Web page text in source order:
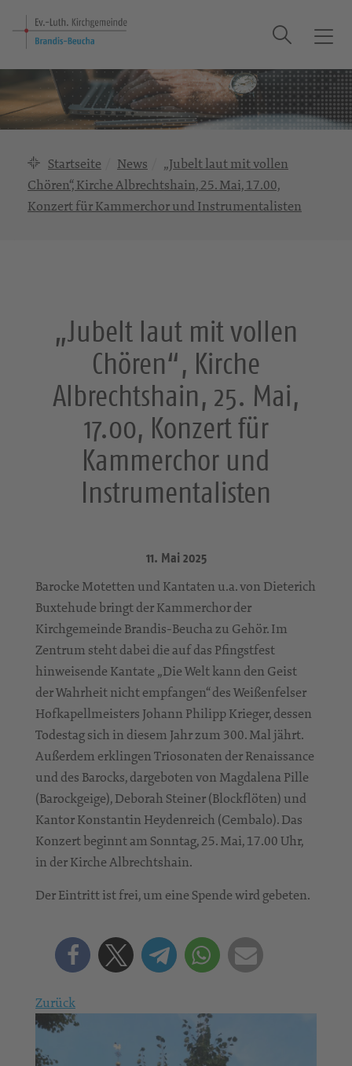
T
g
g
l
Suche
Startseite News
„Jubelt laut mit vollen
Chören“, Kirche Albrechtshain, 25. Mai, 17.00,
Konzert für Kammerchor und Instrumentalisten
„Jubelt laut mit vollen
Chören“, Kirche
Albrechtshain, 25. Mai,
17.00, Konzert für
Kammerchor und
Instrumentalisten
11. Mai 2025
Barocke Motetten und Kantaten u.a. von Dieterich
Buxtehude bringt der Kammerchor der
Kirchgemeinde Brandis-Beucha zu Gehör. Im
Zentrum steht dabei die auf das Pfingstfest
hinweisende Kantate „Die Welt kann den Geist
der Wahrheit nicht empfangen“ des Weißenfelser
Hofkapellmeisters Johann Philipp Krieger, dessen
Todestag sich in diesem Jahr zum 300. Mal jährt.
Außerdem erklingen Triosonaten der Renaissance
und des Barocks, dargeboten von Magdalena Pille
(Barockgeige), Deborah Steiner (Blockflöten) und
Kantor Konstantin Heydenreich (Cembalo). Das
Konzert beginnt am Sonntag, 25. Mai, 17.00 Uhr,
in der Kirche Albrechtshain.
Der Eintritt ist frei, um eine Spende wird gebeten.
Zurück